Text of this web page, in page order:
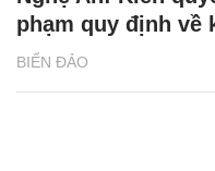
BIỂN ĐẢO
phạm quy định về